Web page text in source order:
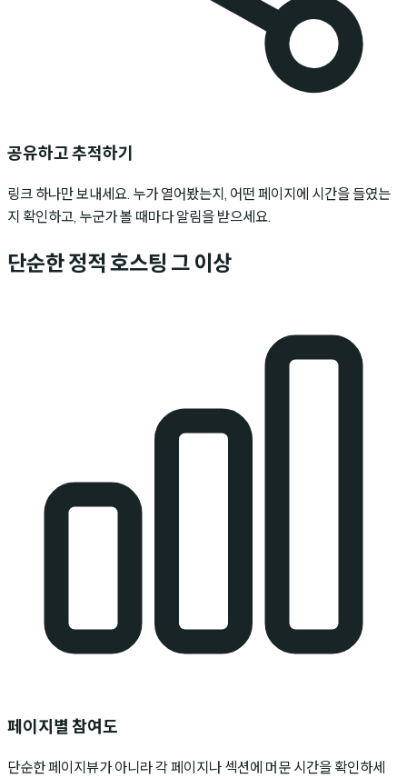
공유하고 추적하기
링크 하나만 보내세요. 누가 열어봤는지, 어떤 페이지에 시간을 들였는
지 확인하고, 누군가 볼 때마다 알림을 받으세요.
단순한 정적 호스팅 그 이상
페이지별 참여도
단순한 페이지뷰가 아니라 각 페이지나 섹션에 머문 시간을 확인하세